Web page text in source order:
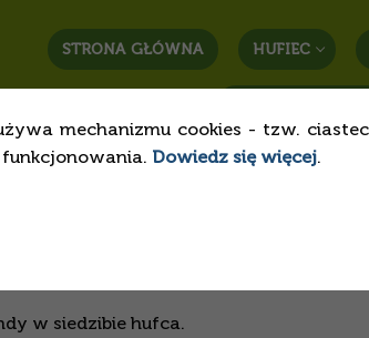
mechanizmu cookies - tzw.
funkcjonowania. Dowiedz się więcej.
STRONA GŁÓWNA HUFIEC
w siedzibie hufca.